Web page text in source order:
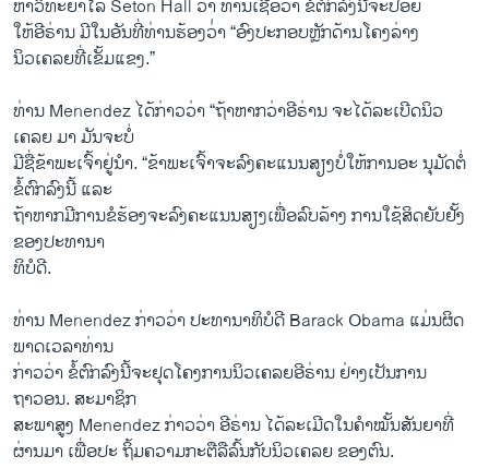
ຫາ​ວິທະຍາ​ໄລ Seton Hall ວ່າ ທ່ານ​ເຊື່ອ​ວ່າ ຂໍ້​ຕົກລົງ​ນີ້ຈະ​ປ່ອຍ
​ໃຫ້​ອີຣ່ານ ມີໃນອັນ​ທີ່​ທ່ານ​ຮ້ອງ​ວ່່າ “​ອົງປະກອບຫຼັກດ້ານໂຄງລ່າງ​
ນິວເຄລຍທີ່ເຂັ້ມແຂງ​.”
ທ່ານ Menendez ​ໄດ້​ກ່າວວ່າ “ຖ້າ​ຫາກ​ວ່າອີຣ່ານ ຈະໄດ້ລະ​ເບີດ​ນິວ​
ເຄລຍ ມາ ມັນ​ຈະ​ບໍ່
​ມີ​ຊື່​ຂ້າພະເຈົ້າຢູ່ນຳ​. “ຂ້າພະ​ເຈົ້າຈະ​ລົງ​ຄະ​ແນນ​ສຽງ​ບໍ່​ໃຫ້ການອະ ນຸມັດຕໍ່
ຂໍ້​ຕົກລົງນີ້ ​ແລະ
ຖ້າ​ຫາກມີ​ການ​ຂໍຮ້ອງຈະ​ລົງ​ຄະແນນ​ສຽງເພື່ອລົບລ້າງ ການ​ໃຊ້ສິດຍັບ​ຢັ້ງ​
ຂອງປະ​ທາ​ນາ
​ທິບໍດີ.
ທ່ານ Menendez ກ່າວ​ວ່າ ປະທານາທິບໍດີ Barack Obama ແມ່ນຜິດ​
ພາດ​ເວລາ​ທ່ານ
​ກ່າວ​ວ່າ ຂໍ້​ຕົກ​ລົງນີ້​ຈະ​ຢຸດ​ໂຄງການ​ນິວ​ເຄລຍອີຣ່ານ ຢ່າງ​ເປັນການ
ຖາວອນ. ສະມາຊິກ
​ສະພາ​ສູງ​ Menendez ກ່າວ​ວ່າ ອີຣ່ານ ​ໄດ້​ລະເມີດໃນ​ຄຳ​ໝັ້ນ​ສັນຍາ​ທີ່​
ຜ່ານ​ມາ​ ເພື່ອປະ ຖິ້ມ​ຄວາມ​ກະຕືລື​ລົ້ນ​ກັບ​ນິວ​ເຄລຍ ຂອງ​ຕົນ.